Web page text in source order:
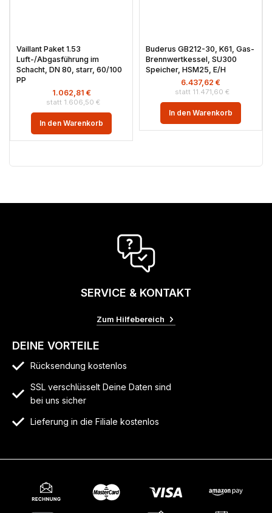
Vaillant Paket 1.53
Luft-/Abgasführung im
Schacht, DN 80, starr, 60/100
PP
1.606,50 €
1.062,81 €
In den Warenkorb
Buderus GB212-30, K61, Gas-
Brennwertkessel, SU300
Speicher, HSM25, E/H
11.471,60 €
6.437,62 €
In den Warenkorb
SERVICE & KONTAKT
Zum Hilfebereich
DEINE VORTEILE
Rücksendung kostenlos
SSL verschlüsselt Deine Daten sind
bei uns sicher
Lieferung in die Filiale kostenlos